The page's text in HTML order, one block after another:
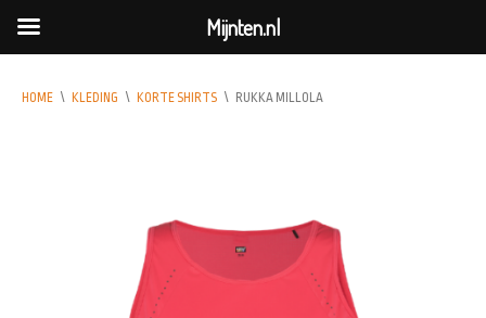
HOME \ KLEDING \ KORTE SHIRTS \ RUKKA MILLOLA
Mijnten.nl